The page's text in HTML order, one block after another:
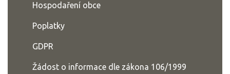
Hospodaření obce
Poplatky
GDPR
Žádost o informace dle zákona 106/1999